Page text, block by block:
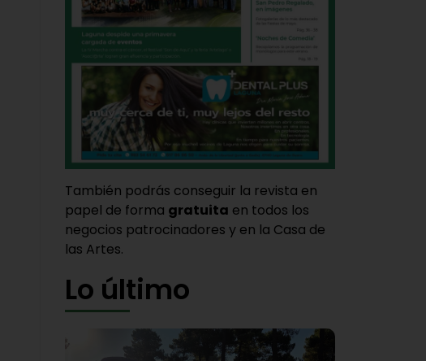
También podrás conseguir la revista en
papel de forma gratuita en todos los
negocios patrocinadores y en la Casa de
las Artes.
Lo último